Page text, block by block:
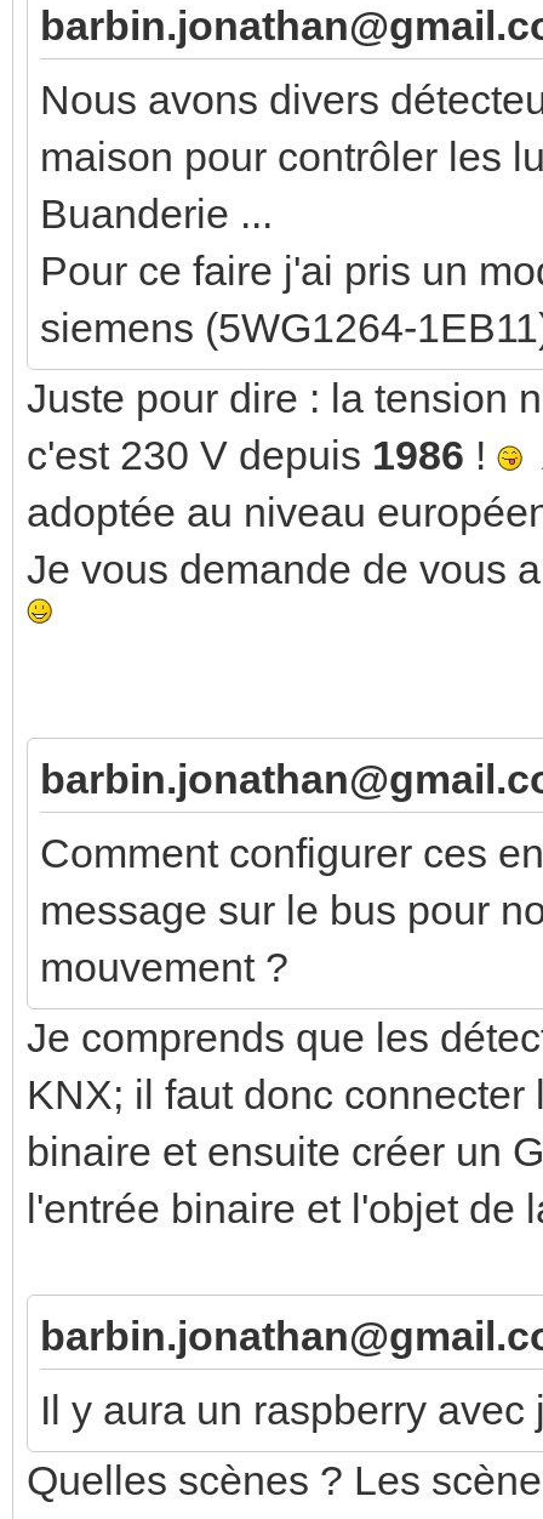
Nous avons divers
maison pour contrôler les
Buanderie ...
Pour ce faire j'ai pris un
siemens (5WG1264-
Juste pour dire : la tension
c'est 230 V depuis 1986 !
adoptée au niveau
Je vous demande de vous
Comment configurer ces
message sur le bus pour
mouvement ?
Je comprends que les
KNX; il faut donc
binaire et ensuite créer un
l'entrée binaire et l'objet de
Il y aura un raspberry
Quelles scènes ? Les